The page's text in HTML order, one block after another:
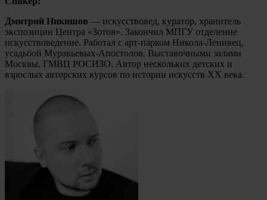
Дмитрий Никишов — искусствовед, куратор, хранитель
экспозиции Центра «Зотов». Закончил МПГУ отделение
искусствоведение. Работал с арт-парком Никола-Ленивец,
усадьбой Муравьевых-Апостолов, Выставочными залами
Москвы, ГМВЦ РОСИЗО. Автор нескольких детских и
взрослых авторских курсов по истории искусств XX века.